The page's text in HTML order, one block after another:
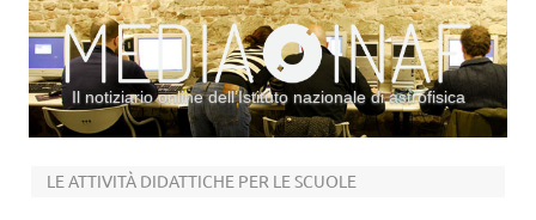
Il notiziario online dell’Istituto nazionale di astrofisica
LE ATTIVITÀ DIDATTICHE PER LE SCUOLE